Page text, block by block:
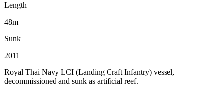
Length
48m
Sunk
2011
Royal Thai Navy LCI (Landing Craft Infantry) vessel,
decommissioned and sunk as artificial reef.